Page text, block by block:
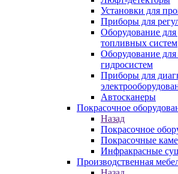
Установки для
Приборы для
Оборудование
топливных систем
Оборудование
гидросистем
Приборы для
Автосканеры
Покрасочное
Назад
Покрасочное
Покрасочные
Инфракрасные
Производственная